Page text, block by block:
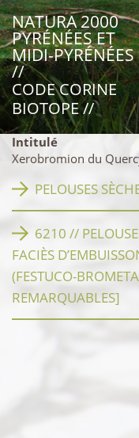
NATURA 2000
PYRÉNÉES ET
MIDI-PYRÉNÉES
//
CODE CORINE
BIOTOPE //
Intitulé
Xerobromion du
PELOUSES
6210 //
FACIÈS
(FESTUCO-
REMARQUABLES]